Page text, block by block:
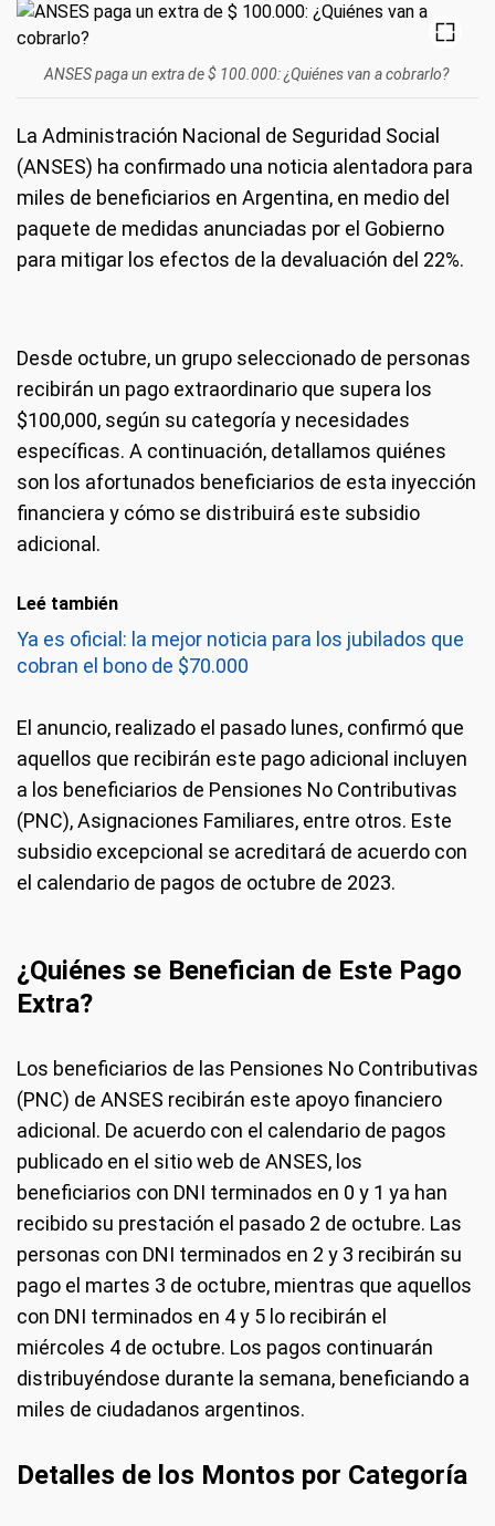
ANSES paga un extra de $ 100.000: ¿Quiénes van a cobrarlo?
La Administración Nacional de Seguridad Social
(ANSES) ha confirmado una noticia alentadora para
miles de beneficiarios en Argentina, en medio del
paquete de medidas anunciadas por el Gobierno
para mitigar los efectos de la devaluación del 22%.
Desde octubre, un grupo seleccionado de personas
recibirán un pago extraordinario que supera los
$100,000, según su categoría y necesidades
específicas. A continuación, detallamos quiénes
son los afortunados beneficiarios de esta inyección
financiera y cómo se distribuirá este subsidio
adicional.
Leé también
Ya es oficial: la mejor noticia para los jubilados que
cobran el bono de $70.000
El anuncio, realizado el pasado lunes, confirmó que
aquellos que recibirán este pago adicional incluyen
a los beneficiarios de Pensiones No Contributivas
(PNC), Asignaciones Familiares, entre otros. Este
subsidio excepcional se acreditará de acuerdo con
el calendario de pagos de octubre de 2023.
¿Quiénes se Benefician de Este Pago
Extra?
Los beneficiarios de las Pensiones No Contributivas
(PNC) de ANSES recibirán este apoyo financiero
adicional. De acuerdo con el calendario de pagos
publicado en el sitio web de ANSES, los
beneficiarios con DNI terminados en 0 y 1 ya han
recibido su prestación el pasado 2 de octubre. Las
personas con DNI terminados en 2 y 3 recibirán su
pago el martes 3 de octubre, mientras que aquellos
con DNI terminados en 4 y 5 lo recibirán el
miércoles 4 de octubre. Los pagos continuarán
distribuyéndose durante la semana, beneficiando a
miles de ciudadanos argentinos.
Detalles de los Montos por Categoría